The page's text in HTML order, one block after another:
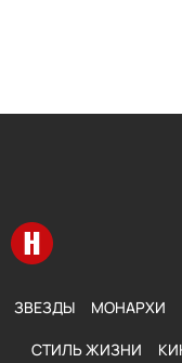
Перейти на главную
ЗВЕЗДЫ МОНАРХИ
СТИЛЬ ЖИЗНИ